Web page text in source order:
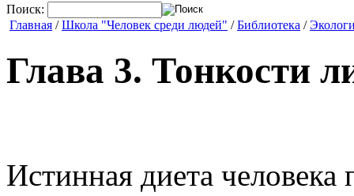
Поиск:
Главная /Школа "Человек среди людей" /Библиотека /
Глава 3. Тонкости
Истинная диета человека